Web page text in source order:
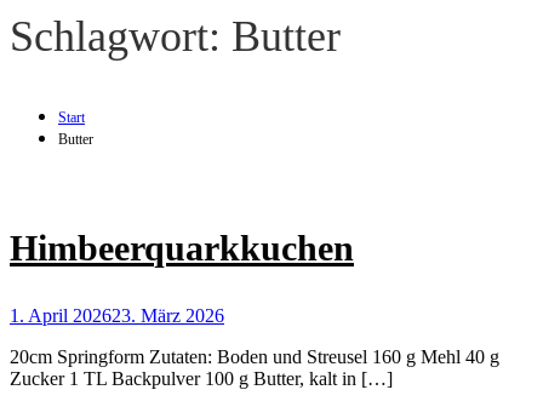
Schlagwort: Butter
Start
Butter
Himbeerquarkkuchen
1. April 202623. März 2026
20cm Springform Zutaten: Boden und Streusel 160 g Mehl 40 g
Zucker 1 TL Backpulver 100 g Butter, kalt in […]